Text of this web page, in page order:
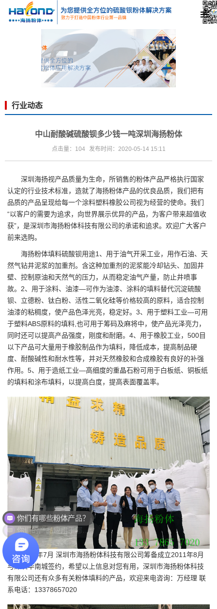
行业动态
中山耐酸碱硫酸钡多少钱一吨深圳海扬粉体
点击量：104 发布时间：2020-05-14 15:11
深圳海扬视产品质量为生命，所销售的粉体产品严格执行国家
认定的行业技术标准，造就了海扬粉体产品的优良品质，我们把有
品质的产品呈现给每一个涂料塑料橡胶公司视为经营的使命。我们
“以客户的需要为追求，向世界展示优异的产品，为客户带来超值收
获”，是深圳市海扬粉体科技有限公司的承诺和追求。欢迎广大客户
前来选购。
海扬粉体填料硫酸钡用途1、用于油气开采工业，用作石油、天
然气钻井泥浆的加重剂。含这种加重剂的泥浆能冷却钻头、加固井
壁、控制原油和天然气的压力，从而稳定油气产量，防止井喷事
故。2、用于涂料、油漆—可作为油漆、涂料的填料替代沉淀硫酸
钡、立德粉、钛白粉、活性二氧化硅等价格较高的原料，适合控制
油漆的粘稠度，使产品色泽光亮，稳定好。3、用于塑料工业—可用
于塑料ABS原料的填料,也可用于筹码及麻将中，使产品光泽亮力，
同时还可以提高产品强度，刚度和耐磨。4、用于橡胶工业，500目
以下产品可大量用于橡胶制品作为填料，降低成本，提高制品硬
度、耐酸碱性和耐水性等，并对天然橡胶和合成橡胶有良好的补强
作用。5、用于造纸工业—高细度的重晶石粉可用于白板纸、铜板纸
的填料和涂布填料，以提高白度，提高表面覆盖率。
2011年7月 深圳市海扬粉体科技有限公司筹备成立2011年8月
与深圳华南城签约，希望以上信息对您有用，深圳市海扬粉体科技
有限公司还有众多有关粉体填料的产品，欢迎来电咨询：万经理 联
系电话：13378657020
你们有哪些粉体产品？
你们的产品应用于哪些领域？